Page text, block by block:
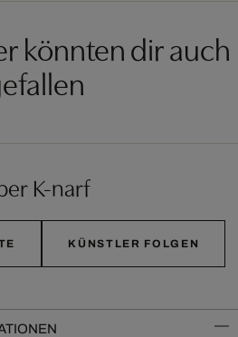
könnten dir auch
K-narf
KÜNSTLER FOLGEN